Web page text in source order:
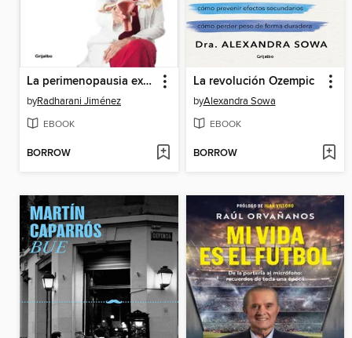
La perimenopausia existe
byRadharani Jiménez
EBOOK
BORROW
La revolución Ozempic
byAlexandra Sowa
EBOOK
BORROW